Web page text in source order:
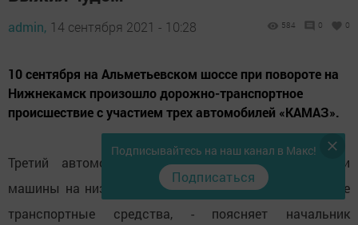
admin, 14 сентября 2021 - 10:28 584 0 0
10 сентября на Альметьевском шоссе при повороте на
Нижнекамск произошло дорожно-транспортное
происшествие с участием трех автомобилей «КАМАЗ».
Третий автомобиль врезался в ехавшие впереди
машины на низкой скорости. «В аварии виноваты все
транспортные средства, - поясняет начальник
Подписывайтесь на наш канал в Макс!
Подписаться